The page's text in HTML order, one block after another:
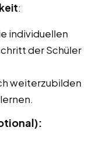
:
individuellen
der Schüler
weiterzubilden